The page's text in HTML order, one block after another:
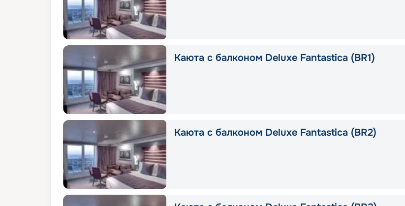
Каюта с балконом Deluxe Fantastica (BR1)
Каюта с балконом Deluxe Fantastica (BR2)